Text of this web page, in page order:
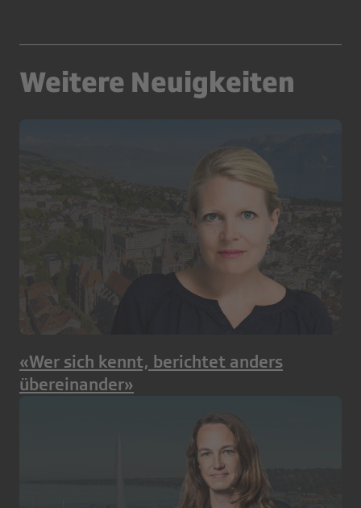
Weitere Neuigkeiten
«Wer sich kennt, berichtet anders
übereinander»